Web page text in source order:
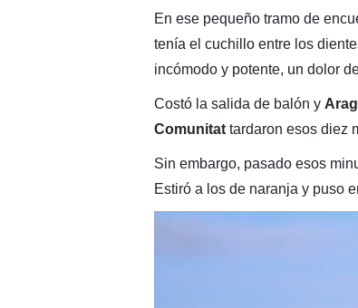
En ese pequeño tramo de
tenía el cuchillo entre los
incómodo y potente, un dolor
Costó la salida de balón y
Comunitat tardaron esos diez
Sin embargo, pasado esos
Estiró a los de naranja y puso